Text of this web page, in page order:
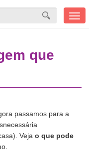
que
passamos para a
Veja o que pode